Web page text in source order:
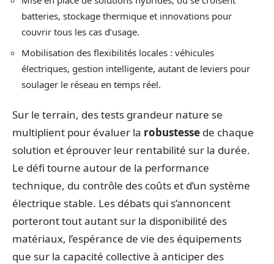
batteries, stockage thermique et innovations pour
couvrir tous les cas d’usage.
Mobilisation des flexibilités locales : véhicules
électriques, gestion intelligente, autant de leviers pour
soulager le réseau en temps réel.
Sur le terrain, des tests grandeur nature se
multiplient pour évaluer la robustesse de chaque
solution et éprouver leur rentabilité sur la durée.
Le défi tourne autour de la performance
technique, du contrôle des coûts et d’un système
électrique stable. Les débats qui s’annoncent
porteront tout autant sur la disponibilité des
matériaux, l’espérance de vie des équipements
que sur la capacité collective à anticiper des